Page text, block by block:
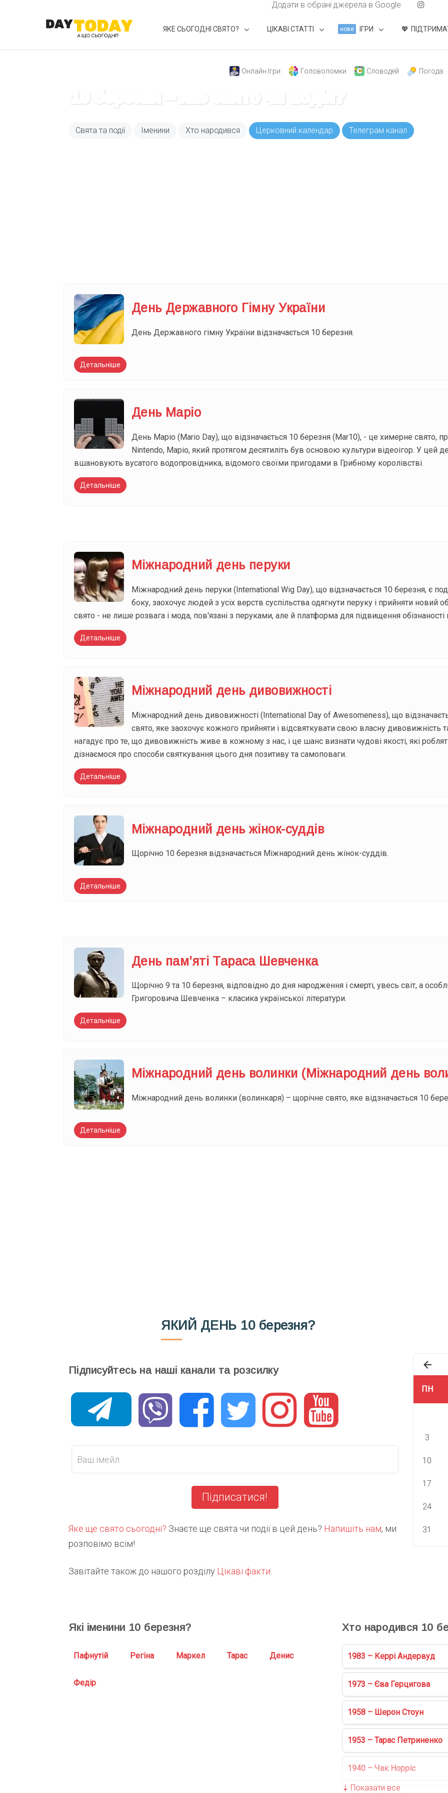
Додати в обрані джерела в Google
ЯКЕ СЬОГОДНІ СВЯТО? ЦІКАВІ СТАТТІ нове ІГРИ
Онлайн Ігри Головоломки Словодей Погода
10 березня – яке свято чи подія?
Свята та події Іменини Хто народився Церковний календар Телеграм канал
День Державного Гімну України
День Державного гімну України відзначається 10 березня.
Детальніше
День Маріо
День Маріо (Mario Day), що відзначається 10 березня (Mar10), - це химерне свято,
Nintendo, Маріо, який протягом десятиліть був основою культури відеоігор. У цей
вшановують вусатого водопровідника, відомого своїми пригодами в Грибному королівстві.
Детальніше
Міжнародний день перуки
Міжнародний день перуки (International Wig Day), що відзначається 10 березня, є
боку, заохочує людей з усіх верств суспільства одягнути перуку і прийняти новий
свято - не лише розвага і мода, пов'язані з перуками, але й платформа для підвищення обізнаності
Детальніше
Міжнародний день дивовижності
Міжнародний день дивовижності (International Day of Awesomeness), що
свято, яке заохочує кожного прийняти і відсвяткувати свою власну
нагадує про те, що дивовижність живе в кожному з нас, і це шанс визнати чудові якості, які
дізнаємося про способи святкування цього дня позитиву та самоповаги.
Детальніше
Міжнародний день жінок-суддів
Щорічно 10 березня відзначається Міжнародний день жінок-суддів.
Детальніше
День пам’яті Тараса Шевченка
Щорічно 9 та 10 березня, відповідно до дня народження і смерті, увесь світ, а
Григоровича Шевченка – класика української літератури.
Детальніше
Міжнародний день волинки (Міжнародний день
Міжнародний день волинки (волинкаря) – щорічне свято, яке відзначається 10
Детальніше
ЯКИЙ ДЕНЬ 10 березня?
Підписуйтесь на наші канали та розсилку
Підписатися!
Яке ще свято сьогодні? Знаєте ще свята чи події в цей день? Напишіть нам, ми
розповімо всім!
Завітайте також до нашого розділу Цікаві факти
ПН
3
10
17
24
31
Які іменини 10 березня?
Пафнутій Регіна Маркел Тарас Денис
Федір
Хто народився 10
1983 – Керрі Андервуд
1973 – Єва Герцигова
1958 – Шерон Стоун
1953 – Тарас Петриненко
1940 – Чак Норріс